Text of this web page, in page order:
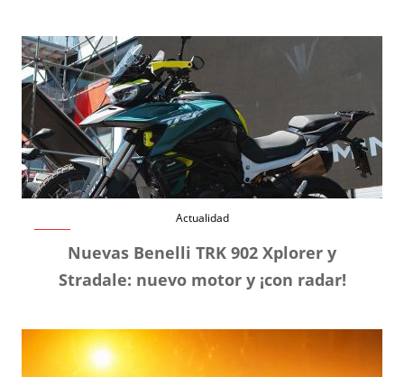
Actualidad
Nuevas Benelli TRK 902 Xplorer y
Stradale: nuevo motor y ¡con radar!